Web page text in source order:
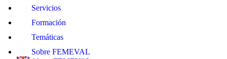
Servicios
Formación
Temáticas
Sobre FEMEVAL